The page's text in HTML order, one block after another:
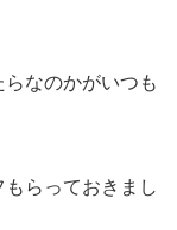
なのかがいつも
らっておきまし